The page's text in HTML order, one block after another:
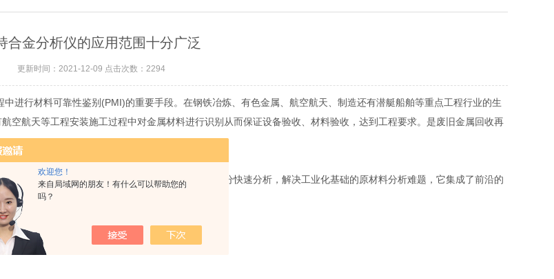
欢迎您！
来自局域网的朋友！有什么可以帮助您的
吗？
合金分析仪的应用范围十分广泛
更新时间：2021-12-09 点击次数：2294
进行材料可靠性鉴别(PMI)的重要手段。在钢铁冶炼、有色金属、航空航天、制造还有潜艇船舶等重点工程行业的生
空航天等工程安装施工过程中对金属材料进行识别从而保证设备验收、材料验收，达到工程要求。是废旧金属回收再
调查等现场应用情景当中，合金号鉴别、金属成分快速分析，解决工业化基础的原材料分析难题，它集成了前沿的
自身的需求，打造专属个性化分析系统。
些？接下来就跟着小编一起来看下吧：